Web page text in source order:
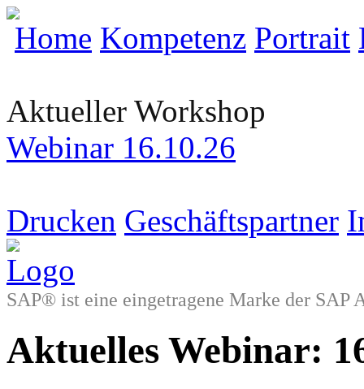
Home Kompetenz Portrait
Aktueller Workshop
Webinar 16.10.26
Drucken Geschäftspartner
SAP® ist eine eingetragene Marke der SAP
Aktuelles Webinar: